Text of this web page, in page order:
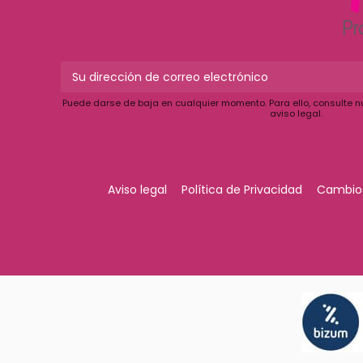
Puede darse de baja en cualquier momento. Para ello, consulte
aviso legal.
Aviso legal Política de Privacidad